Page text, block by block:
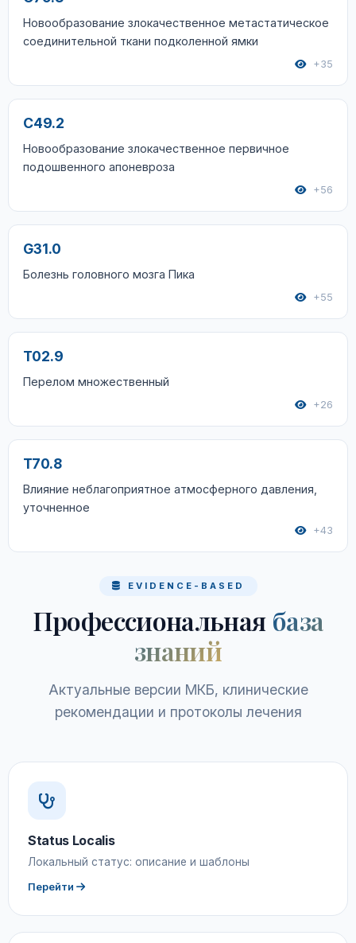
Новообразование злокачественное метастатическое
соединительной ткани подколенной ямки
+35
C49.2
Новообразование злокачественное первичное
подошвенного апоневроза
+56
G31.0
Болезнь головного мозга Пика
+55
T02.9
Перелом множественный
+26
T70.8
Влияние неблагоприятное атмосферного давления,
уточненное
+43
EVIDENCE-BASED
Профессиональная база
знаний
Актуальные версии МКБ, клинические
рекомендации и протоколы лечения
Status Localis
Локальный статус: описание и шаблоны
Перейти